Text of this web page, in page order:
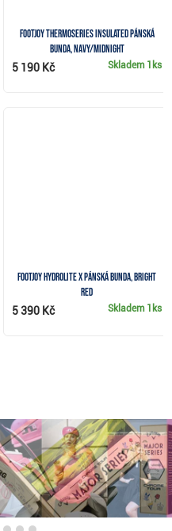
FootJoy ThermoSeries Insulated pánská
bunda, navy/midnight
Skladem 1ks
5 190 Kč
FootJoy HydroLite X pánská bunda, bright
red
Skladem 1ks
5 390 Kč